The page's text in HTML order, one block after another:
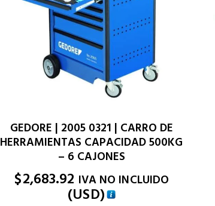
GEDORE | 2005 0321 | CARRO DE
HERRAMIENTAS CAPACIDAD 500KG
– 6 CAJONES
$2,683.92 IVA NO INCLUIDO
(USD)